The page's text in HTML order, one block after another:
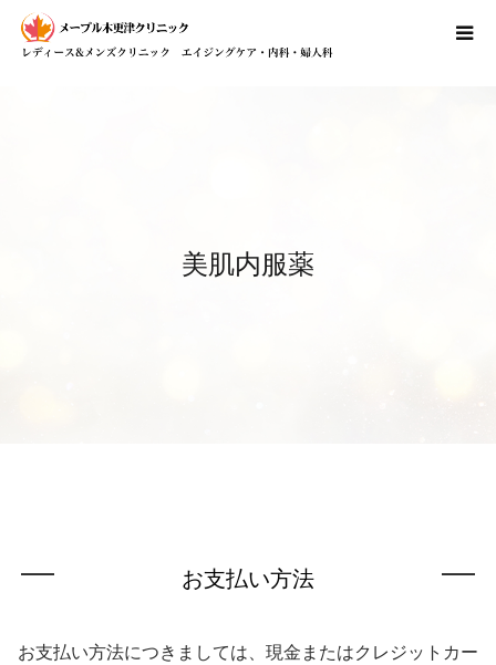
美肌内服薬
お支払い方法
お支払い方法につきましては、現金またはクレジットカー